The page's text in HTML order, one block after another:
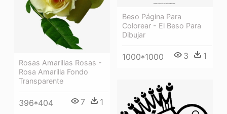
Beso Página Para
Colorear - El Beso Para
Dibujar
1000*1000 3 1
Rosas Amarillas Rosas -
Rosa Amarilla Fondo
Transparente
396*404 7 1